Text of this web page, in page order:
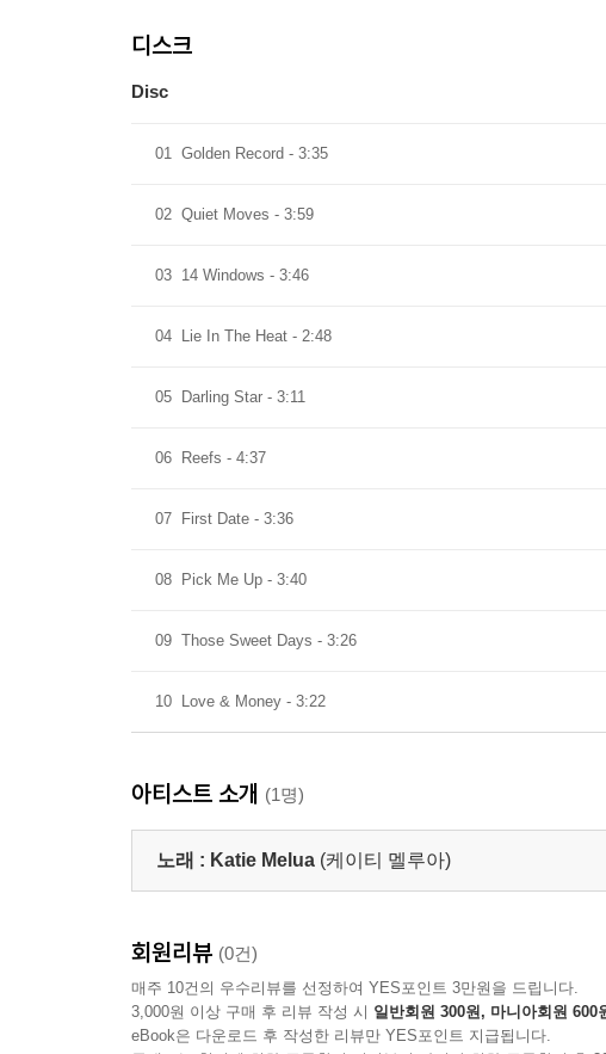
디스크
Disc
01 Golden Record - 3:35
02 Quiet Moves - 3:59
03 14 Windows - 3:46
04 Lie In The Heat - 2:48
05 Darling Star - 3:11
06 Reefs - 4:37
07 First Date - 3:36
08 Pick Me Up - 3:40
09 Those Sweet Days - 3:26
10 Love & Money - 3:22
아티스트 소개 (1명)
노래 : Katie Melua (케이티 멜루아)
회원리뷰 (0건)
매주 10건의 우수리뷰를 선정하여 YES포인트 3만원을 드립니다.
3,000원 이상 구매 후 리뷰 작성 시 일반회원 300원, 마니아회원 600
eBook은 다운로드 후 작성한 리뷰만 YES포인트 지급됩니다.